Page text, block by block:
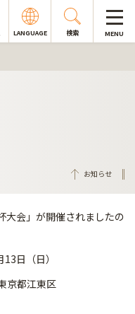
LANGUAGE 検索 MENU
お知らせ
大会」が開催されましたの
日（日）
京都江東区